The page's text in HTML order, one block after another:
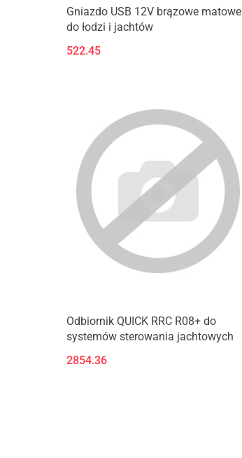
Gniazdo USB 12V brązowe matowe
do łodzi i jachtów
522.45
Odbiornik QUICK RRC R08+ do
systemów sterowania jachtowych
2854.36